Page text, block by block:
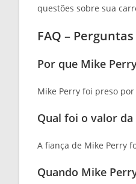
questões sobre sua
FAQ –
Por que Mike
Mike Perry foi preso
Qual foi o valor
A fiança de Mike Perry
Quando Mike